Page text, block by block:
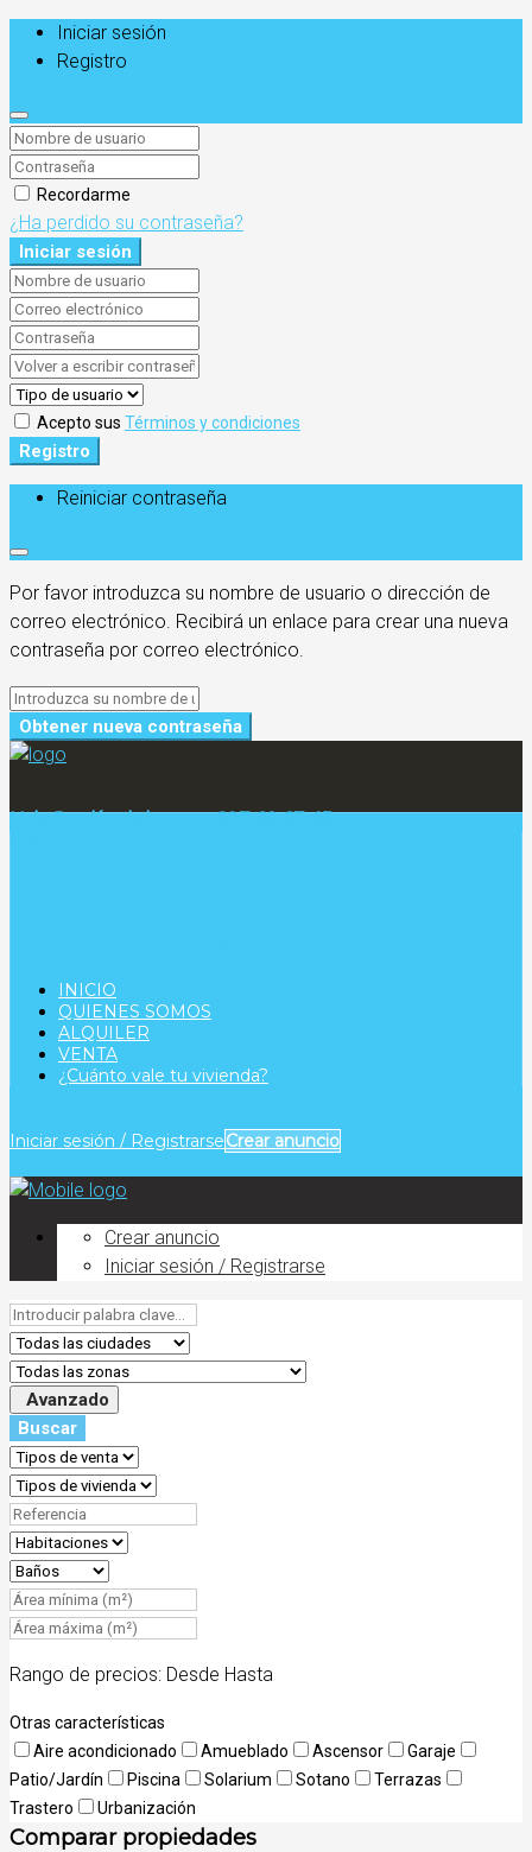
Iniciar sesión
Registro
Recordarme
¿Ha perdido su contraseña?
Iniciar sesión
Acepto sus Términos y condiciones
Registro
Reiniciar contraseña
Por favor introduzca su nombre de usuario o dirección de
correo electrónico. Recibirá un enlace para crear una nueva
contraseña por correo electrónico.
Obtener nueva contraseña
Urb. Jardín del
inglés Blq. 3, Local 3
607 69 67 45
INICIO
QUIENES SOMOS
ALQUILER
VENTA
¿Cuánto vale tu vivienda?
Iniciar sesión / RegistrarseCrear anuncio
Crear anuncio
Iniciar sesión / Registrarse
Avanzado
Buscar
Rango de precios: Desde Hasta
Otras características
Aire acondicionado
Amueblado Ascensor
Garaje
Patio/Jardín
Piscina Solarium Sotano
Terrazas
Trastero
Urbanización
Comparar propiedades